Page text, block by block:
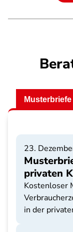
Musterbriefe
23.
privaten
Kostenloser
in der